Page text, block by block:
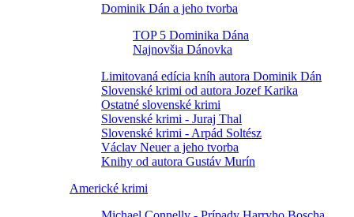
Dominik Dán a jeho tvorba
TOP 5 Dominika Dána
Najnovšia Dánovka
Limitovaná edícia kníh autora Dominik Dán
Slovenské krimi od autora Jozef Karika
Ostatné slovenské krimi
Slovenské krimi - Juraj Thal
Slovenské krimi - Arpád Soltész
Václav Neuer a jeho tvorba
Knihy od autora Gustáv Murín
Americké krimi